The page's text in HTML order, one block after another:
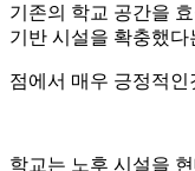
기존의 학교 공간을
기반 시설을 확충했다
점에서 매우 긍정적
학교는 노후 시설을